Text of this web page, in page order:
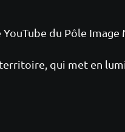
du Pôle Image
qui met en